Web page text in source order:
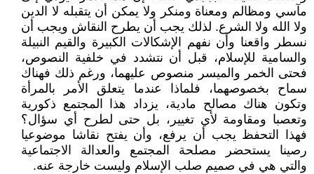
مآسي ومظالم ومعناة ومنكر ولا يمكن أن يتقبله لا الدين
ولا الله ولا الشرع. لذلك يجب أن يطرح النقاش ويجب أن
نسطر واقعنا وأن نفهم الإشكالات الكبيرة والقيم النبيلة
والسامية للإسلام، قبل أن نتشدد في خلفية النصوص،
فحتى الخمر والميسر منصوص عليهما، ورغم ذلك فهناك
سماح بخصوصهما، فلماذا عندما يتعلق الأمر بالمرأة
وتكون هناك مصالح مادية، يزداد هذا المجتمع ذكورية
وتعصبا ومقاومة لأي تغيير، بل حتى لطرح أي سؤال؟
فهذا التحفظ يجب أن يرفع، وأن يفتح نقاشا موضوعيا
رصينا يستحضر مصلحة المجتمع والعدالة الاجتماعية
والتي هي في صميم صلب الإسلام وليست خارجة عنه.